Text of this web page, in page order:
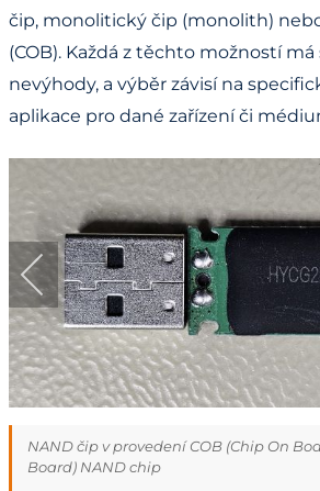
čip, monolitický čip (monolith)
(COB). Každá z těchto možností
nevýhody, a výběr závisí na
aplikace pro dané zařízení či
NAND čip v provedení COB (Chip On
Board) NAND chip